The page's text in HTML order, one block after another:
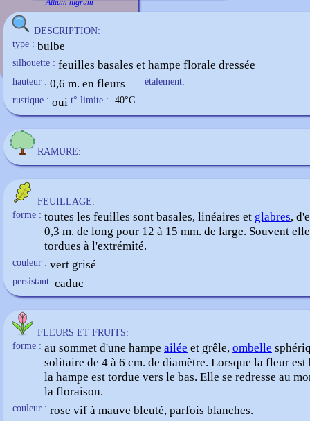
Allium nigrum
DESCRIPTION:
type : bulbe
silhouette : feuilles basales et hampe florale dressée
hauteur : 0,6 m. en fleurs
étalement:
rustique : oui t° limite : -40°C
RAMURE:
FEUILLAGE:
forme : toutes les feuilles sont basales, linéaires et glabres,
0,3 m. de long pour 12 à 15 mm. de large. Souvent
tordues à l'extrémité.
couleur : vert grisé
persistant: caduc
FLEURS ET FRUITS:
forme : au sommet d'une hampe ailée et grêle, ombelle
solitaire de 4 à 6 cm. de diamètre. Lorsque la fleur est
la hampe est tordue vers le bas. Elle se redresse au
la floraison.
couleur : rose vif à mauve bleuté, parfois blanches.